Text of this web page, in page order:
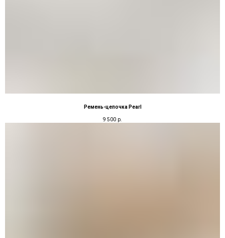
Ремень-цепочка Pearl
9 500 р.